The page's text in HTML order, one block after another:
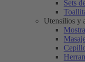
Sets
Utensilios y